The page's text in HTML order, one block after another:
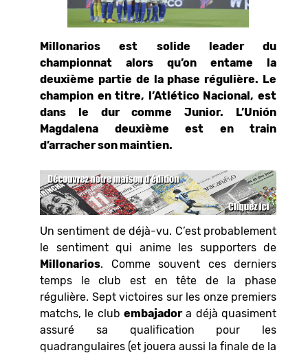
Millonarios est solide leader du
championnat alors qu’on entame la
deuxième partie de la phase régulière. Le
champion en titre, l’Atlético Nacional, est
dans le dur comme Junior. L’Unión
Magdalena deuxième est en train
d’arracher son maintien.
Un sentiment de déjà-vu. C’est probablement
le sentiment qui anime les supporters de
Millonarios. Comme souvent ces derniers
temps le club est en tête de la phase
régulière. Sept victoires sur les onze premiers
matchs, le club embajadora déjà quasiment
assuré sa qualification pour les
quadrangulaires (et jouera aussi la finale de la